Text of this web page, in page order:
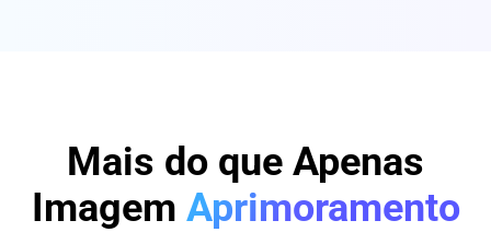
Mais do que Apenas
Imagem Aprimoramento